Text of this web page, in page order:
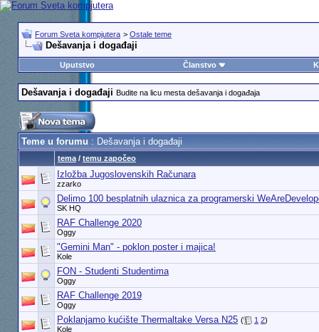
Forum Sveta kompjutera > Ostale teme
Dešavanja i događaji
Uputstvo Članstvo
Dešavanja i događaji Budite na licu mesta dešavanja i događaja
Teme u forumu: Dešavanja i događaji
tema/ temu započeo
Izložba Jugoslovenskih Računara
zzarko
Delimo 100 besplatnih ulaznica za programerski
SK HQ
RAF Challenge 2020
Oggy
"Gemini Man" - poklon poster i majica!
Kole
FON - Studenti Studentima
Oggy
RAF Challenge 2019
Oggy
Poklanjamo kućište Thermaltake Versa N25 ( 1 2)
Kole